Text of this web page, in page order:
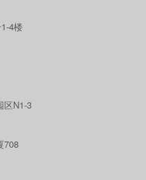
4楼
区N1-3
708